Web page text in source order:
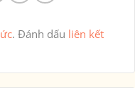
. Đánh dấu liên kết